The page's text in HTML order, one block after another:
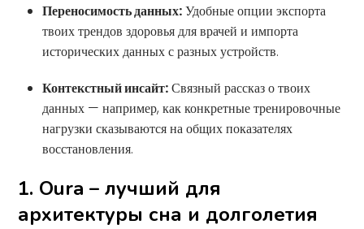
Переносимость данных:Удобные опции экспорта
твоих трендов здоровья для врачей и импорта
исторических данных с разных устройств.
Контекстный инсайт:Связный рассказ о твоих
данных — например, как конкретные тренировочные
нагрузки сказываются на общих показателях
восстановления.
1. Oura – лучший для
архитектуры сна и долголетия